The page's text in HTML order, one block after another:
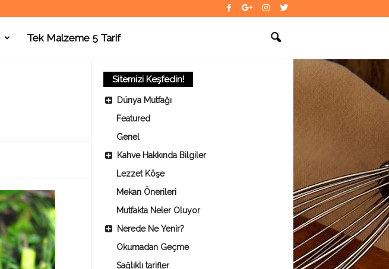
Tek Malzeme 5 Tarif
Sitemizi Keşfedin!
Dünya Mutfağı
Featured
Genel
Kahve Hakkında Bilgiler
Lezzet Köşe
Mekan Önerileri
Mutfakta Neler Oluyor
Nerede Ne Yenir?
Okumadan Geçme
Sağlıklı tarifler